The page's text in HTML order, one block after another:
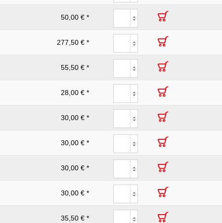
50,00 € *
277,50 € *
55,50 € *
28,00 € *
30,00 € *
30,00 € *
30,00 € *
30,00 € *
35,50 € *